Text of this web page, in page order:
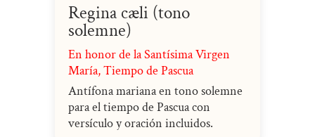
Regina cæli (tono
solemne)
En honor de la Santísima Virgen
María,Tiempo de Pascua
Antífona mariana en tono solemne
para el tiempo de Pascua con
versículo y oración incluidos.